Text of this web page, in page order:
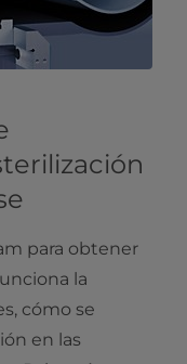
para obtener
la
cómo se
en las